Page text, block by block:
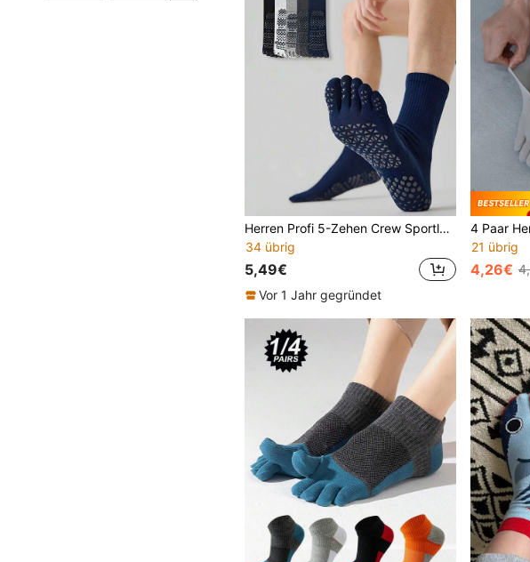
Herren Profi 5-Zehen Crew Sportlaufsocken, Yoga Socken, Fünf-Finger Socken, rutschfeste Silikon-Grip Bodensocken, lässige Sport Socken bis zur Wade
34 übrig
5,49€
Vor 1 Jahr gegründet
21 übrig
4,26€